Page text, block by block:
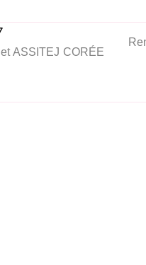
ASSITEJ CORÉE